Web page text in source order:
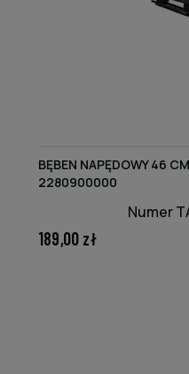
BĘBEN NAPĘDOWY 46
2280900000
Numer
189,00 zł